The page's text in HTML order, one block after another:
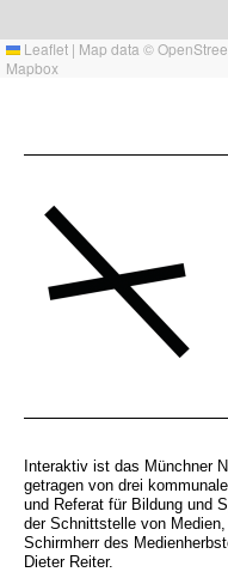
Leaflet | Map data ©
Mapbox
Interaktiv ist das Münchner
getragen von drei
und Referat für Bildung und
der Schnittstelle von
Schirmherr des
Dieter Reiter.